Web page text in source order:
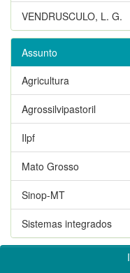
VENDRUSCULO, L. G.
Assunto
Agricultura
Agrossilvipastoril
Ilpf
Mato Grosso
Sinop-MT
Sistemas integrados